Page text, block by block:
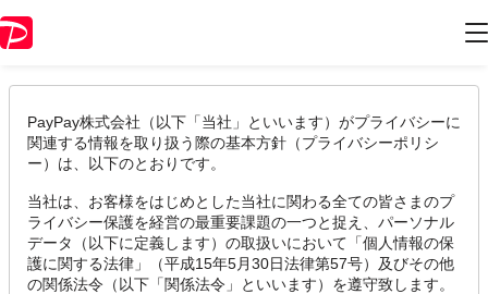
プライバシーポリシー（2025年7月28日）
PayPay株式会社（以下「当社」といいます）がプライバシーに
関連する情報を取り扱う際の基本方針（プライバシーポリシ
ー）は、以下のとおりです。
当社は、お客様をはじめとした当社に関わる全ての皆さまのプ
ライバシー保護を経営の最重要課題の一つと捉え、パーソナル
データ（以下に定義します）の取扱いにおいて「個人情報の保
護に関する法律」（平成15年5月30日法律第57号）及びその他
の関係法令（以下「関係法令」といいます）を遵守致します。